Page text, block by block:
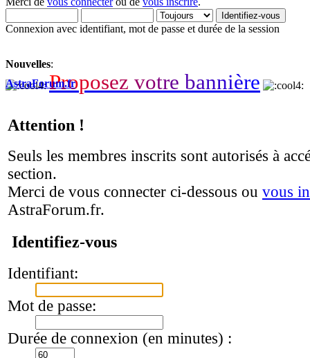
Connexion avec identifiant, mot de passe et durée de la session
Nouvelles:
Proposez votre bannière
AstraForum.fr
Attention !
Seuls les membres inscrits sont autorisés à
section.
Merci de vous connecter ci-dessous ou vous
AstraForum.fr.
Identifiez-vous
Identifiant:
Mot de passe:
Durée de connexion (en minutes) :